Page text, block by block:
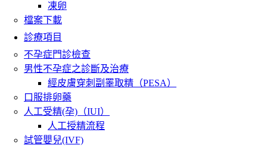
凍卵
檔案下載
診療項目
不孕症門診檢查
男性不孕症之診斷及治療
經皮膚穿刺副睪取精（PESA）
口服排卵藥
人工受精(孕)（IUI）
人工授精流程
試管嬰兒(IVF)